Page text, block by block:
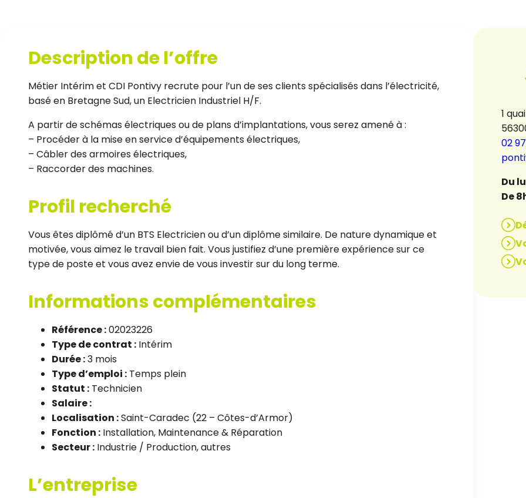
Description de l’offre
Métier Intérim et CDI Pontivy recrute pour l’un de ses clients spécialisés dans l’électricité,
basé en Bretagne Sud, un Electricien Industriel H/F.
A partir de schémas électriques ou de plans d’implantations, vous serez amené à :
– Procéder à la mise en service d’équipements électriques,
– Câbler des armoires électriques,
– Raccorder des machines.
Profil recherché
Vous êtes diplômé d’un BTS Electricien ou d’un diplôme similaire. De nature dynamique et
motivée, vous aimez le travail bien fait. Vous justifiez d’une première expérience sur ce
type de poste et vous avez envie de vous investir sur du long terme.
Informations complémentaires
Référence :02023226
Type de contrat : Intérim
Durée :3 mois
Type d’emploi : Temps plein
Statut : Technicien
Salaire :
Localisation :Saint-Caradec (22 – Côtes-d’Armor)
Fonction : Installation, Maintenance & Réparation
Secteur : Industrie / Production, autres
L’entreprise
1
02
Du
De